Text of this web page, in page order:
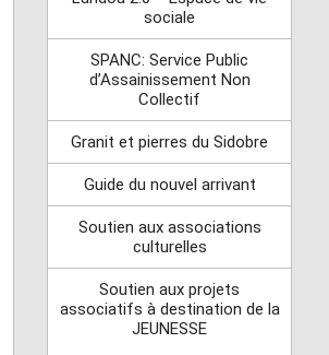
sociale
SPANC: Service Public
d’Assainissement Non
Collectif
Granit et pierres du Sidobre
Guide du nouvel arrivant
Soutien aux associations
culturelles
Soutien aux projets
associatifs à destination de la
JEUNESSE